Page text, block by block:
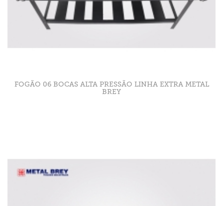
FOGÃO 06 BOCAS ALTA PRESSÃO LINHA EXTRA METAL
BREY